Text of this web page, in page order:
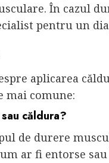
În cazul
pentru un
aplicarea
mai comune:
căldura?
de durere
ar fi entorse